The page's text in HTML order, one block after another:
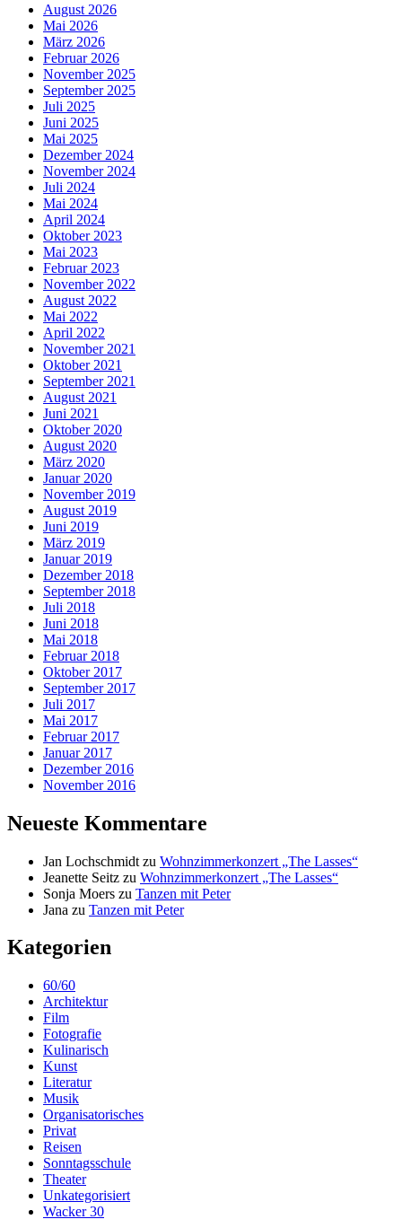
August 2026
Mai 2026
März 2026
Februar 2026
November 2025
September 2025
Juli 2025
Juni 2025
Mai 2025
Dezember 2024
November 2024
Juli 2024
Mai 2024
April 2024
Oktober 2023
Mai 2023
Februar 2023
November 2022
August 2022
Mai 2022
April 2022
November 2021
Oktober 2021
September 2021
August 2021
Juni 2021
Oktober 2020
August 2020
März 2020
Januar 2020
November 2019
August 2019
Juni 2019
März 2019
Januar 2019
Dezember 2018
September 2018
Juli 2018
Juni 2018
Mai 2018
Februar 2018
Oktober 2017
September 2017
Juli 2017
Mai 2017
Februar 2017
Januar 2017
Dezember 2016
November 2016
Neueste Kommentare
Jan Lochschmidt zu Wohnzimmerkonzert „The Lasses“
Jeanette Seitz zu Wohnzimmerkonzert „The Lasses“
Sonja Moers zu Tanzen mit Peter
Jana zu Tanzen mit Peter
Kategorien
60/60
Architektur
Film
Fotografie
Kulinarisch
Kunst
Literatur
Musik
Organisatorisches
Privat
Reisen
Sonntagsschule
Theater
Unkategorisiert
Wacker 30